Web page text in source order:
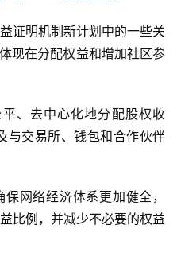
证明机制新计划中的一些关
现在分配权益和增加社区参
、去中心化地分配股权收
与交易所、钱包和合作伙伴
网络经济体系更加健全，
比例，并减少不必要的权益